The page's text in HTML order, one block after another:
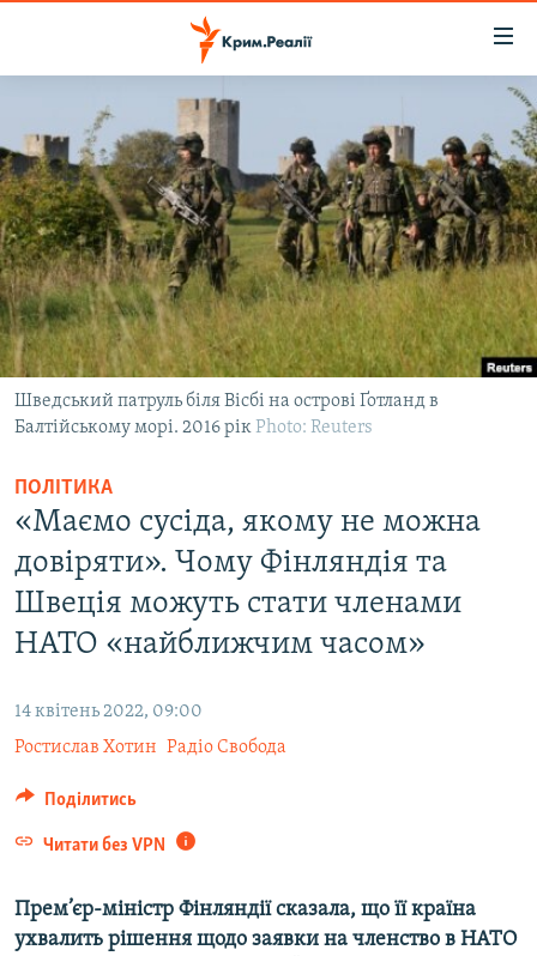
основного
матеріалу
Перейти
до
основної
навігації
Перейти
до
пошуку
НОВИНИ
ВОДА.КРИМ
ВІДЕО ТА ФОТО
ПОЛІТИКА
БЛОГИ
ПОГЛЯД
ВСЕ ЗА ДЕНЬ
ДЕПОРТАЦІЯ
ВІДЕОУРОКИ «ELIFBE»
СВІДЧЕННЯ ОКУПАЦІЇ
УКРАЇНСЬКА ПРОБЛЕМА КРИМУ
ЯК ОБІЙТИ БЛОКУВАННЯ
Русский
Qırımtatar
Усі сайти RFE/RL
Шведський патруль біля Вісбі на острові Ґотланд в
Балтійському морі. 2016 рікPhoto: Reuters
ПОЛІТИКА
«Маємо сусіда, якому не можна
довіряти». Чому Фінляндія та
Швеція можуть стати членами
НАТО «найближчим часом»
14 квітень 2022, 09:00
Ростислав Хотин Радіо Свобода
Поділитись
Читати без VPN
Прем’єр-міністр Фінляндії сказала, що її країна
ухвалить рішення щодо заявки на членство в НАТО